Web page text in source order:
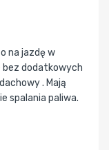
na jazdę w
dodatkowych
. Mają
spalania paliwa.